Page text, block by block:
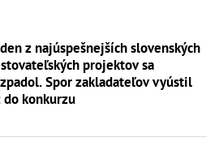
z najúspešnejších slovenských
projektov sa
Spor zakladateľov vyústil
do konkurzu